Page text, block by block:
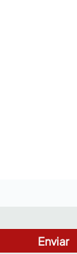
Enviar